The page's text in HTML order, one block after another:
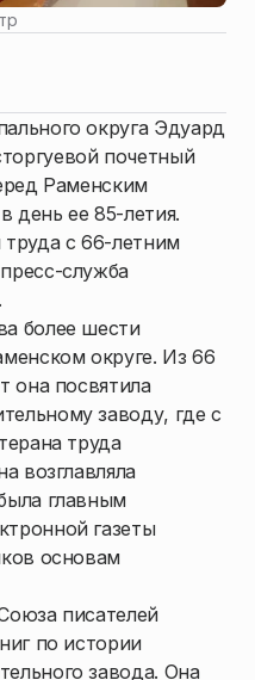
округа Эдуард
почетный
Раменским
день ее 85-летия.
труда с 66-летним
служба
более шести
округе. Из 66
она посвятила
заводу, где с
труда
возглавляла
главным
газеты
основам
писателей
по истории
завода. Она